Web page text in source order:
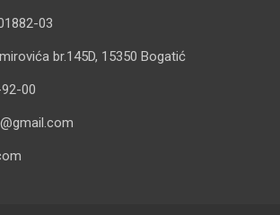
03
br.145D, 15350 Bogatić
00